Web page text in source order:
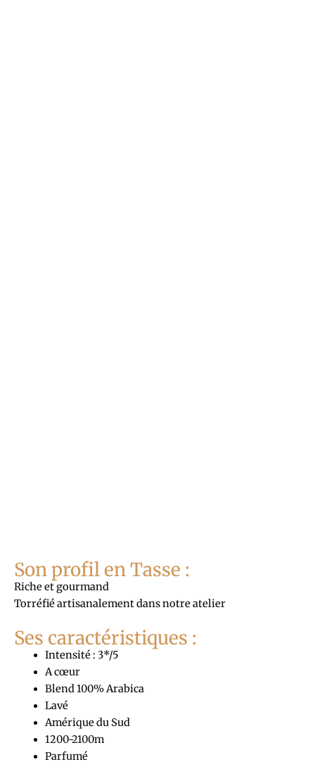
Son profil en Tasse :
Riche et gourmand
Torréfié artisanalement dans notre atelier
Ses caractéristiques :
Intensité : 3*/5
A cœur
Blend 100% Arabica
Lavé
Amérique du Sud
1200-2100m
Parfumé